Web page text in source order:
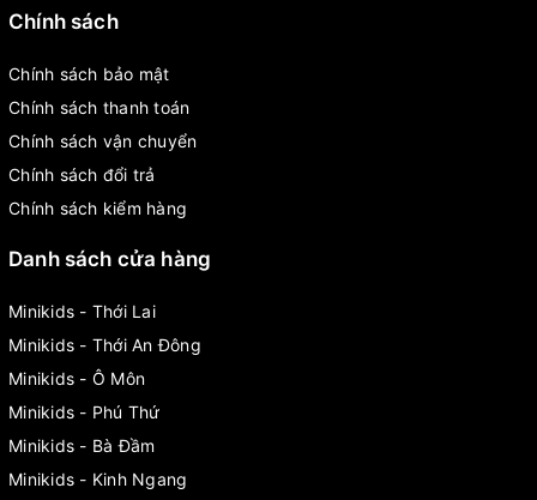
Chính sách
Chính sách bảo mật
Chính sách thanh toán
Chính sách vận chuyển
Chính sách đổi trả
Chính sách kiểm hàng
Danh sách cửa hàng
Minikids - Thới Lai
Minikids - Thới An Đông
Minikids - Ô Môn
Minikids - Phú Thứ
Minikids - Bà Đầm
Minikids - Kinh Ngang